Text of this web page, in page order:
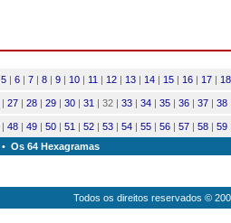
5 | 6 | 7 | 8 | 9 | 10 | 11 | 12 | 13 | 14 | 15 | 16 | 17 | 18
| 27 | 28 | 29 | 30 | 31 | 32 | 33 | 34 | 35 | 36 | 37 | 38
| 48 | 49 | 50 | 51 | 52 | 53 | 54 | 55 | 56 | 57 | 58 | 59
• Os 64 Hexagramas
Todos os direitos reservados ©